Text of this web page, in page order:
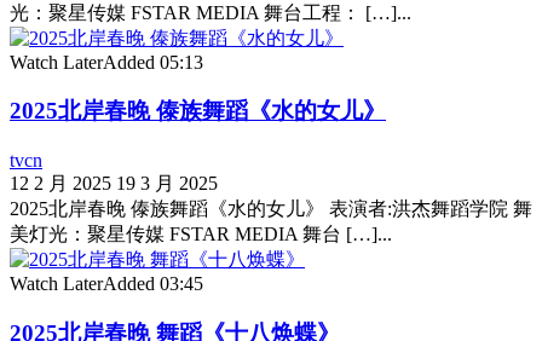
光：聚星传媒 FSTAR MEDIA 舞台工程： […]...
Watch LaterAdded 05:13
2025北岸春晚 傣族舞蹈《水的女儿》
tvcn
12 2 月 2025 19 3 月 2025
2025北岸春晚 傣族舞蹈《水的女儿》 表演者:洪杰舞蹈学院 舞
美灯光：聚星传媒 FSTAR MEDIA 舞台 […]...
Watch LaterAdded 03:45
2025北岸春晚 舞蹈《十八焕蝶》